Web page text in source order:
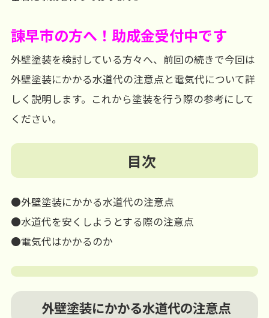
諫早市の方へ！助成金受付中です
外壁塗装を検討している方々へ、前回の続きで今回は
外壁塗装にかかる水道代の注意点と電気代について詳
しく説明します。これから塗装を行う際の参考にして
ください。
目次
●外壁塗装にかかる水道代の注意点
●水道代を安くしようとする際の注意点
●電気代はかかるのか
外壁塗装にかかる水道代の注意点